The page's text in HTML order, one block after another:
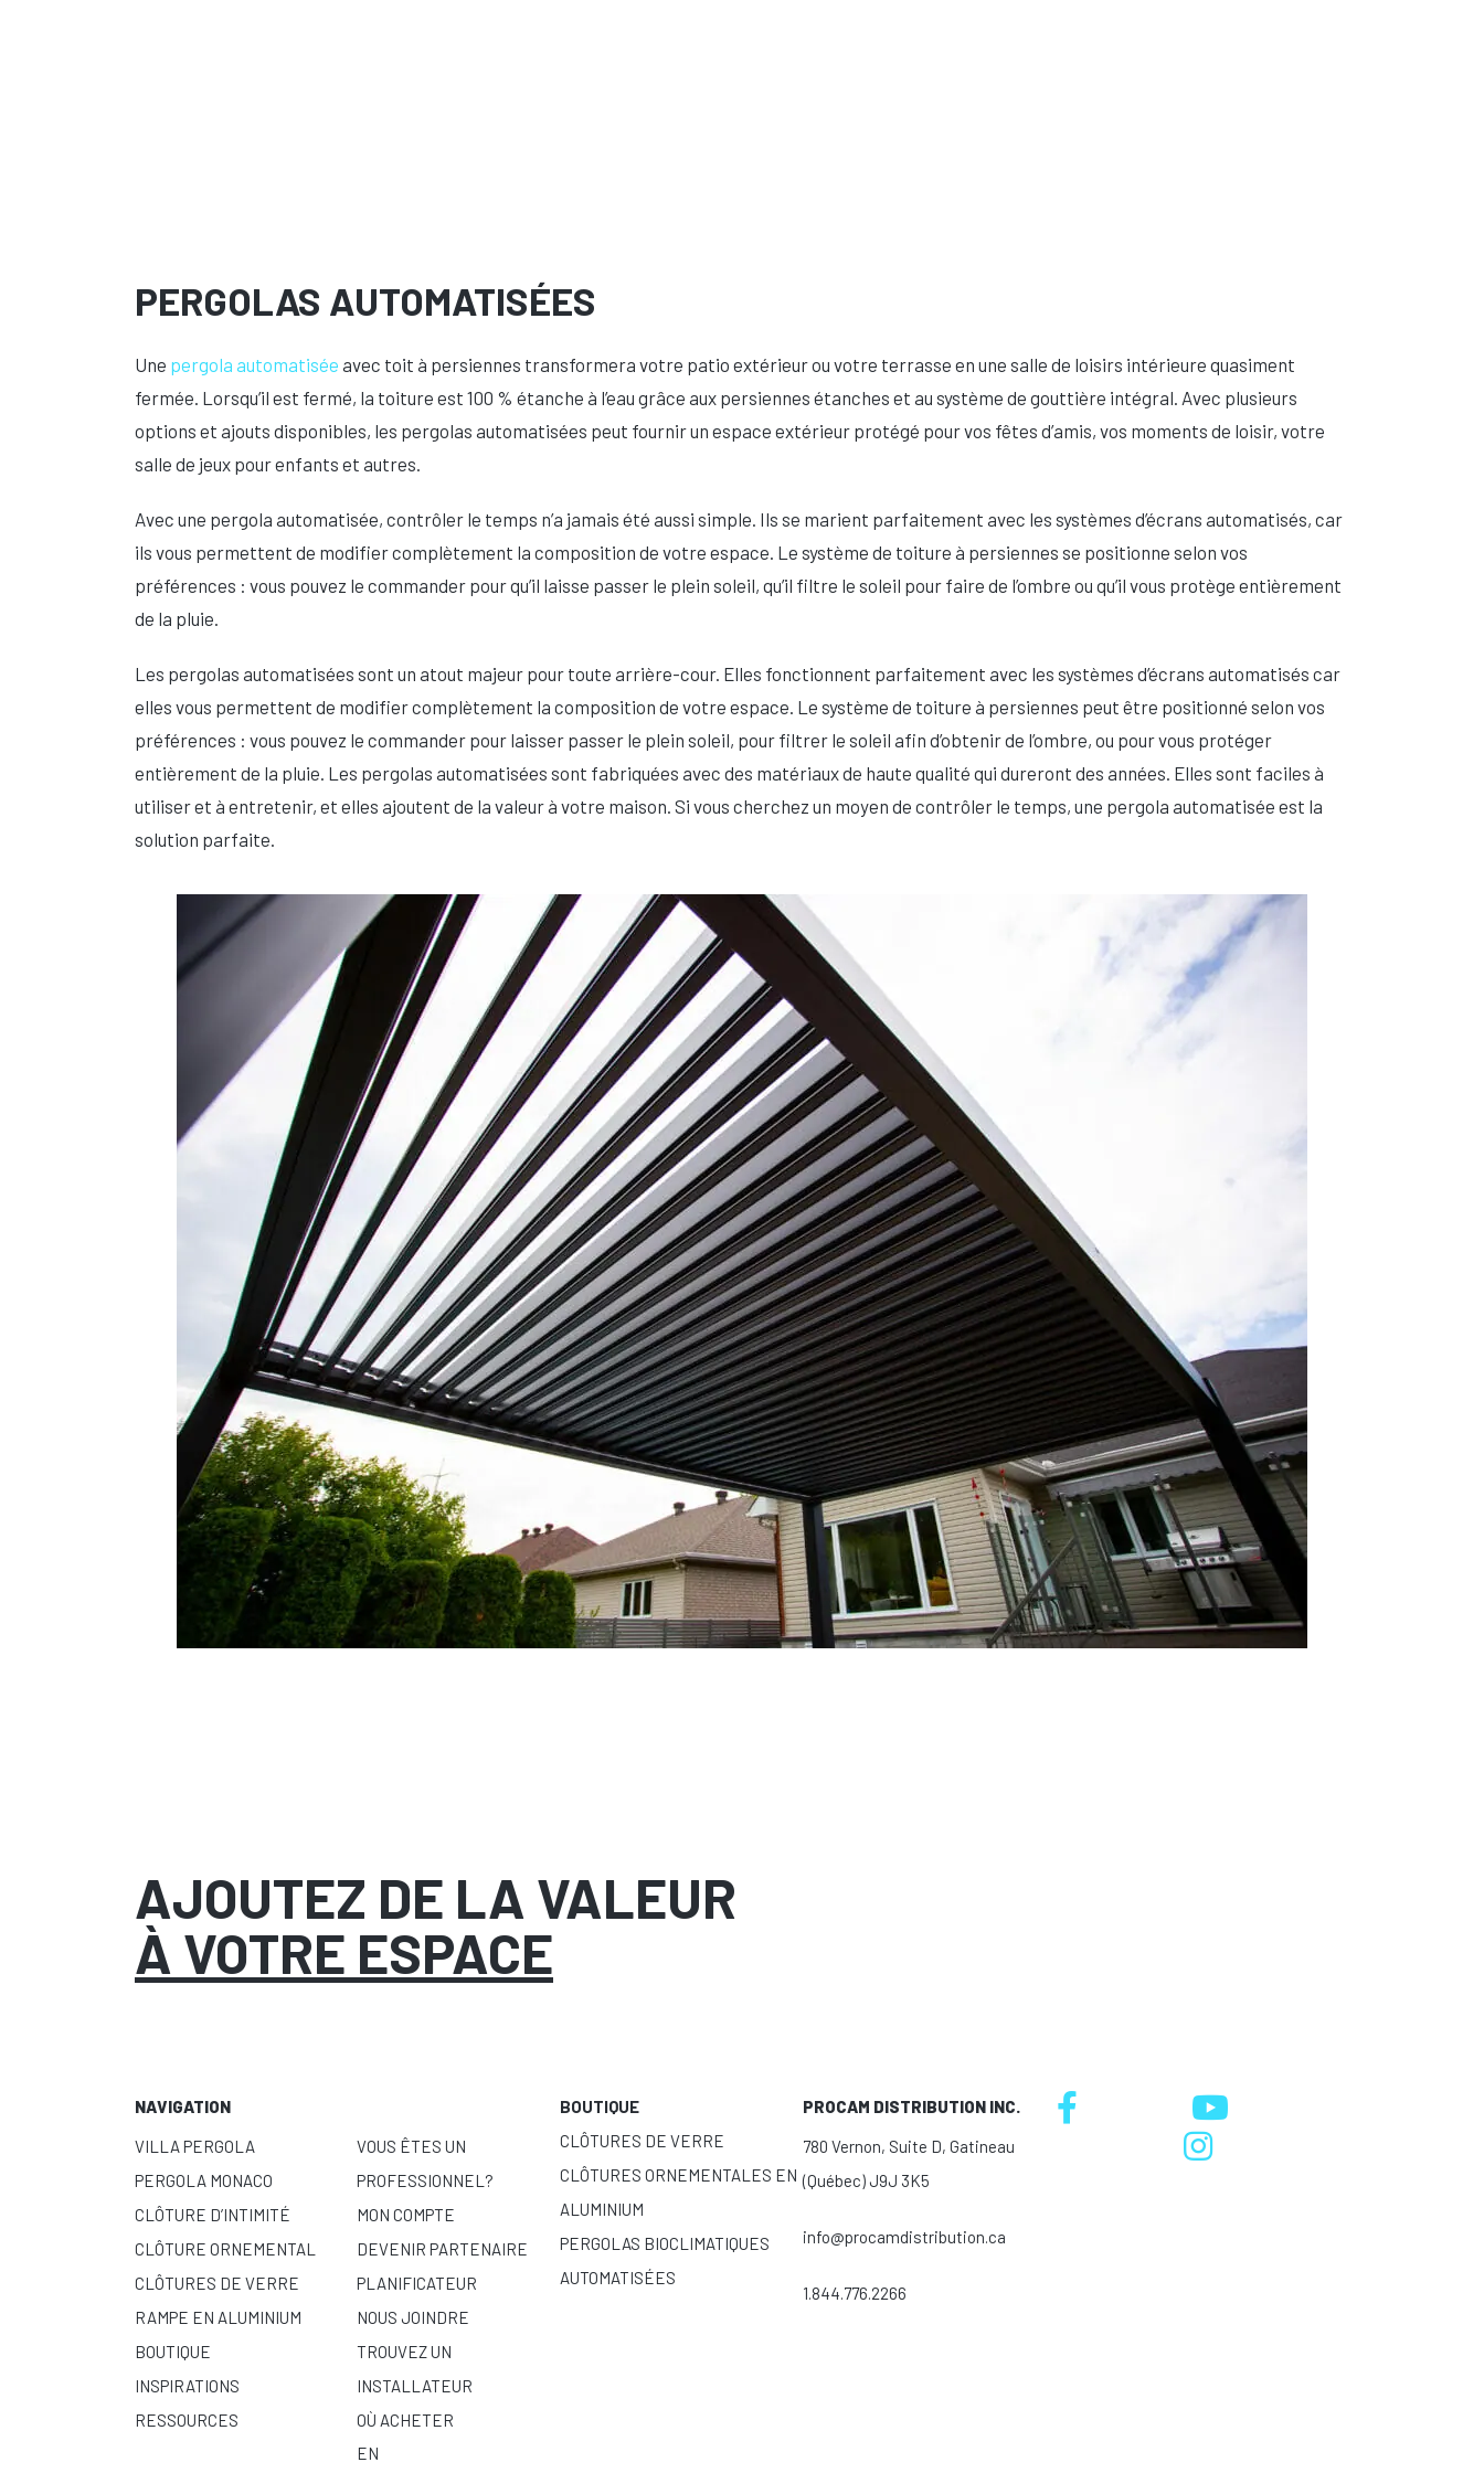
PERGOLAS AUTOMATISÉES
Une pergola automatisée avec toit à persiennes transformera votre patio extérieur ou votre terrasse en une salle de loisirs intérieure quasiment
fermée. Lorsqu’il est fermé, la toiture est 100 % étanche à l’eau grâce aux persiennes étanches et au système de gouttière intégral. Avec plusieurs
options et ajouts disponibles, les pergolas automatisées peut fournir un espace extérieur protégé pour vos fêtes d’amis, vos moments de loisir, votre
salle de jeux pour enfants et autres.
Avec une pergola automatisée, contrôler le temps n’a jamais été aussi simple. Ils se marient parfaitement avec les systèmes d’écrans automatisés, car
ils vous permettent de modifier complètement la composition de votre espace. Le système de toiture à persiennes se positionne selon vos
préférences : vous pouvez le commander pour qu’il laisse passer le plein soleil, qu’il filtre le soleil pour faire de l’ombre ou qu’il vous protège entièrement
de la pluie.
Les pergolas automatisées sont un atout majeur pour toute arrière-cour. Elles fonctionnent parfaitement avec les systèmes d’écrans automatisés car
elles vous permettent de modifier complètement la composition de votre espace. Le système de toiture à persiennes peut être positionné selon vos
préférences : vous pouvez le commander pour laisser passer le plein soleil, pour filtrer le soleil afin d’obtenir de l’ombre, ou pour vous protéger
entièrement de la pluie. Les pergolas automatisées sont fabriquées avec des matériaux de haute qualité qui dureront des années. Elles sont faciles à
utiliser et à entretenir, et elles ajoutent de la valeur à votre maison. Si vous cherchez un moyen de contrôler le temps, une pergola automatisée est la
solution parfaite.
AJOUTEZ DE LA VALEUR
À VOTRE ESPACE
NAVIGATION
VILLA PERGOLA
PERGOLA MONACO
CLÔTURE D’INTIMITÉ
CLÔTURE ORNEMENTAL
CLÔTURES DE VERRE
RAMPE EN ALUMINIUM
BOUTIQUE
INSPIRATIONS
RESSOURCES
VOUS ÊTES UN
PROFESSIONNEL?
MON COMPTE
DEVENIR PARTENAIRE
PLANIFICATEUR
NOUS JOINDRE
TROUVEZ UN
INSTALLATEUR
OÙ ACHETER
EN
BOUTIQUE
CLÔTURES DE VERRE
CLÔTURES ORNEMENTALES EN
ALUMINIUM
PERGOLAS BIOCLIMATIQUES
AUTOMATISÉES
PROCAM DISTRIBUTION INC.
780 Vernon, Suite D, Gatineau
(Québec) J9J 3K5
info@procamdistribution.ca
1.844.776.2266